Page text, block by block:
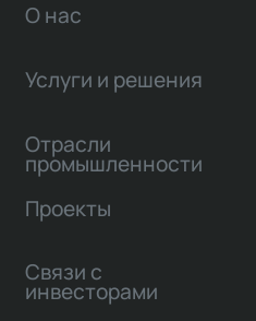
О нас
Услуги и решения
Отрасли
промышленности
Проекты
Связи с
инвесторами